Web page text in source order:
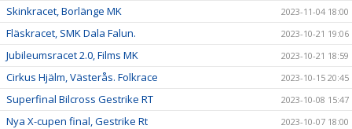
Skinkracet, Borlänge MK 2023-11-04 18:00
Fläskracet, SMK Dala Falun. 2023-10-21 19:06
Jubileumsracet 2.0, Films MK 2023-10-21 18:59
Cirkus Hjälm, Västerås. Folkrace 2023-10-15 20:45
Superfinal Bilcross Gestrike RT 2023-10-08 15:47
Nya X-cupen final, Gestrike Rt 2023-10-07 18:00